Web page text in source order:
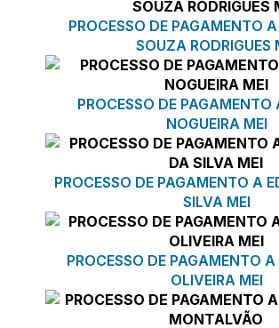
PROCESSO DE PAGAMENTO
SOUZA RODRIGUES
PROCESSO DE PAGAMENTO
NOGUEIRA MEI
PROCESSO DE PAGAMENTO A
SILVA MEI
PROCESSO DE PAGAMENTO A
OLIVEIRA MEI